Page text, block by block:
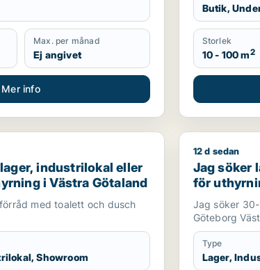
Max. per månad
Ej angivet
Mer info
Butik,
Storlek
10 - 100 m2
industrilokal eller showroom för uthyrning i
industrilokal eller
i Västra Götaland
med toalett och dusch
Showroom
Jag söker
12 d sedan
Jag söker
för
Jag söker
Göteborg
Type
Lager,